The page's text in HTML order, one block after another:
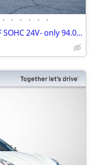
• • • • • •
2001 Acura CL 3.2 Coupe3.2L V6 F SOHC 24V- only 94.057 original miles